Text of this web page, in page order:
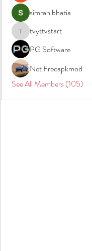
simran bhatia
tvyttvstart
tvyttvstart
PG Software
Net Freeapkmod
See All Members (105)